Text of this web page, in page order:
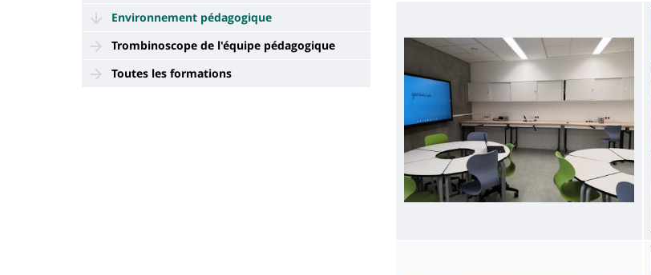
Environnement pédagogique
Trombinoscope de l'équipe pédagogique
Toutes les formations
Image